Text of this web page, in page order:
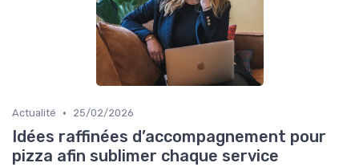
Actualité • 25/02/2026
Idées raffinées d’accompagnement pour
pizza afin sublimer chaque service